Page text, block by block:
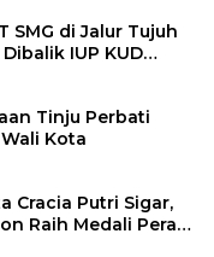
SMG di Jalur Tujuh
IUP KUD
Tinju Perbati
Kota
Cracia Putri Sigar,
Raih Medali Perak